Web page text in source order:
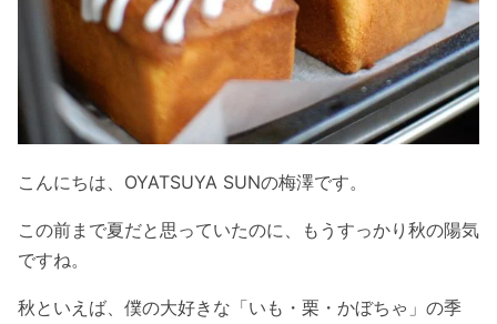
こんにちは、OYATSUYA SUNの梅澤です。
この前まで夏だと思っていたのに、もうすっかり秋の陽気
ですね。
秋といえば、僕の大好きな「いも・栗・かぼちゃ」の季